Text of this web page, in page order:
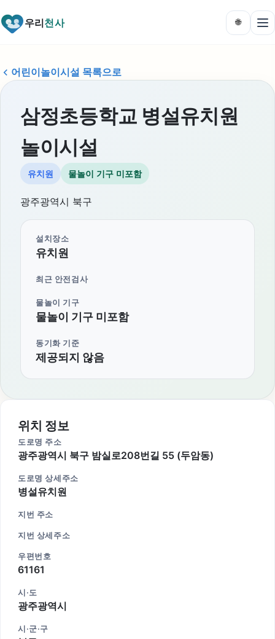
우리천사 🌐
어린이놀이시설 목록으로
삼정초등학교 병설유치원
놀이시설
유치원 물놀이 기구 미포함
광주광역시 북구
설치장소
유치원
최근 안전검사
물놀이 기구
물놀이 기구 미포함
동기화 기준
제공되지 않음
위치 정보
도로명 주소
광주광역시 북구 밤실로208번길 55 (두암동)
도로명 상세주소
병설유치원
지번 주소
지번 상세주소
우편번호
61161
시·도
광주광역시
시·군·구